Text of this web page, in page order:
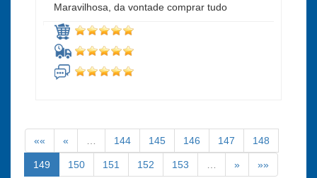
Maravilhosa, da vontade comprar tudo
«« « 144 145 146 147 148
149 150 151 152 153 » »»